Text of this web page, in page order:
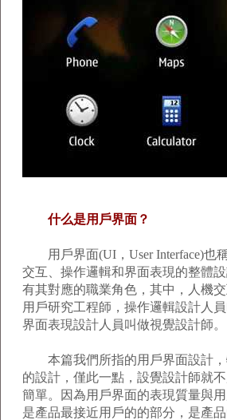
什么是用戶界面？
用戶界面(UI，User Interface)也
交互、操作邏輯和界面表現的整體
有其對應的職業角色，其中，人機
用戶研究工程師，操作邏輯設計人
界面表現設計人員叫做視覺設計師。
本篇我們所指的用戶界面設計，
的設計，僅此一點，設覺設計師就
簡單。因為用戶界面的表現質量與用
是產品最接近用戶的的部分，是產